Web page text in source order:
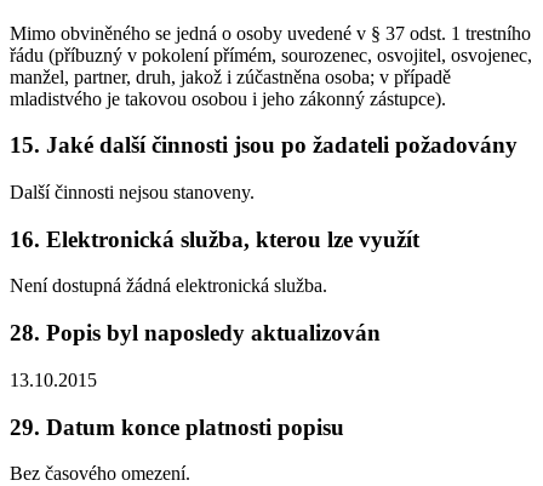
Mimo obviněného se jedná o osoby uvedené v § 37 odst. 1 trestního
řádu (příbuzný v pokolení přímém, sourozenec, osvojitel, osvojenec,
manžel, partner, druh, jakož i zúčastněna osoba; v případě
mladistvého je takovou osobou i jeho zákonný zástupce).
15. Jaké další činnosti jsou po žadateli požadovány
Další činnosti nejsou stanoveny.
16. Elektronická služba, kterou lze využít
Není dostupná žádná elektronická služba.
28. Popis byl naposledy aktualizován
13.10.2015
29. Datum konce platnosti popisu
Bez časového omezení.